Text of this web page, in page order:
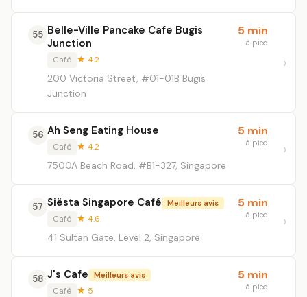
55 Belle-Ville Pancake Cafe Bugis
Junction
Café ★ 4.2
200 Victoria Street, #01-01B Bugis
Junction
5 min
à pied
56 Ah Seng Eating House
Café ★ 4.2
7500A Beach Road, #B1-327, Singapore
5 min
à pied
57 Siësta Singapore Café Meilleurs avis
Café ★ 4.6
41 Sultan Gate, Level 2, Singapore
5 min
à pied
58 J's Cafe Meilleurs avis
Café ★ 5
5 min
à pied